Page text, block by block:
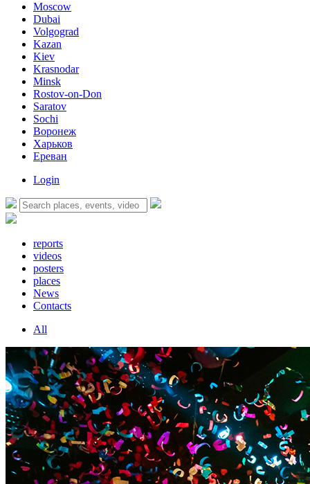
Moscow
Dubai
Volgograd
Kazan
Kiev
Krasnodar
Minsk
Rostov-on-Don
Saratov
Sochi
Воронеж
Харьков
Ереван
Login
reports
videos
posters
places
News
Contacts
All